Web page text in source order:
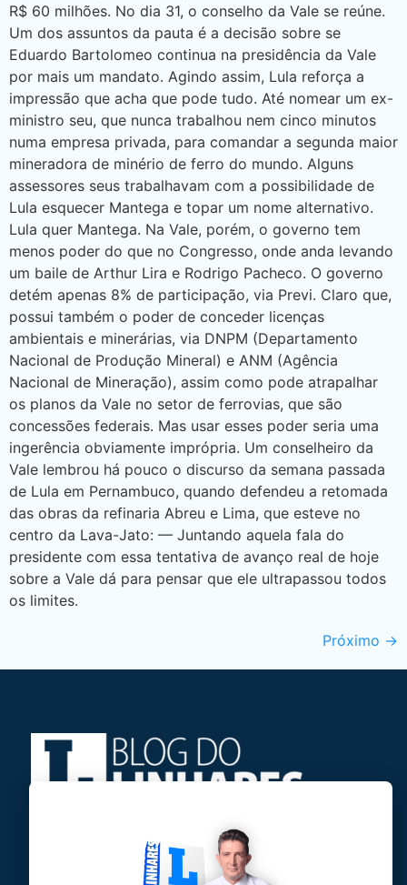
R$ 60 milhões. No dia 31, o conselho da Vale se reúne.
Um dos assuntos da pauta é a decisão sobre se
Eduardo Bartolomeo continua na presidência da Vale
por mais um mandato. Agindo assim, Lula reforça a
impressão que acha que pode tudo. Até nomear um ex-
ministro seu, que nunca trabalhou nem cinco minutos
numa empresa privada, para comandar a segunda maior
mineradora de minério de ferro do mundo. Alguns
assessores seus trabalhavam com a possibilidade de
Lula esquecer Mantega e topar um nome alternativo.
Lula quer Mantega. Na Vale, porém, o governo tem
menos poder do que no Congresso, onde anda levando
um baile de Arthur Lira e Rodrigo Pacheco. O governo
detém apenas 8% de participação, via Previ. Claro que,
possui também o poder de conceder licenças
ambientais e minerárias, via DNPM (Departamento
Nacional de Produção Mineral) e ANM (Agência
Nacional de Mineração), assim como pode atrapalhar
os planos da Vale no setor de ferrovias, que são
concessões federais. Mas usar esses poder seria uma
ingerência obviamente imprópria. Um conselheiro da
Vale lembrou há pouco o discurso da semana passada
de Lula em Pernambuco, quando defendeu a retomada
das obras da refinaria Abreu e Lima, que esteve no
centro da Lava-Jato: — Juntando aquela fala do
presidente com essa tentativa de avanço real de hoje
sobre a Vale dá para pensar que ele ultrapassou todos
os limites.
Próximo →
Jose Linhares Jr é maranhense.
Formado em Jornalismo, estudou filosofia